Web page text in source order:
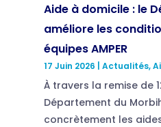
Aide à domicile : le
améliore les
équipes AMPER
17 Juin 2026 Actualités,
À travers la remise de
Département du
concrètement les aides